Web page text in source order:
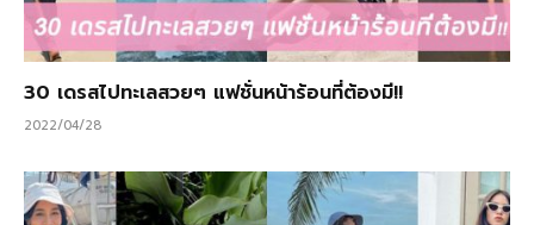
30 เดรสไปทะเลสวยๆ แฟชั่นหน้าร้อนที่ต้องมี!!
2022/04/28